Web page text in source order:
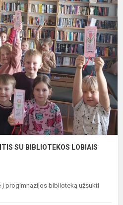
SU BIBLIOTEKOS LOBIAIS
į progimnazijos biblioteką užsukti